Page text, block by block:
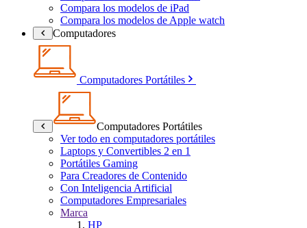
Compara los modelos de iPad
Compara los modelos de Apple watch
Computadores
Computadores Portátiles
Computadores Portátiles
Ver todo en computadores portátiles
Laptops y Convertibles 2 en 1
Portátiles Gaming
Para Creadores de Contenido
Con Inteligencia Artificial
Computadores Empresariales
Marca
HP